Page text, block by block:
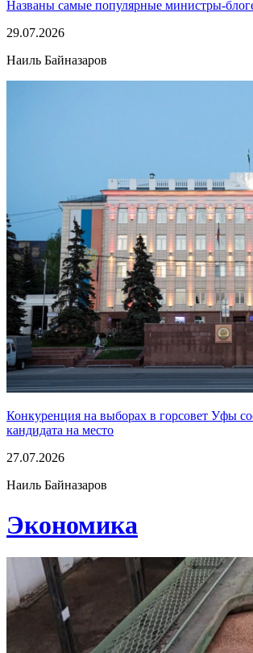
Названы самые популярные министры-
29.07.2026
Наиль Байназаров
Конкуренция на выборах в горсовет Уфы
кандидата на место
27.07.2026
Наиль Байназаров
Экономика